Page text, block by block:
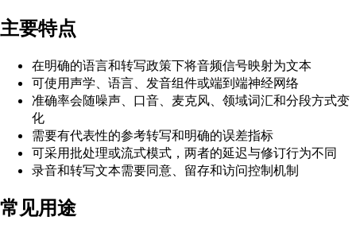
主要特点
在明确的语言和转写政策下将音频信号映射为文本
可使用声学、语言、发音组件或端到端神经网络
准确率会随噪声、口音、麦克风、领域词汇和分段方式变
化
需要有代表性的参考转写和明确的误差指标
可采用批处理或流式模式，两者的延迟与修订行为不同
录音和转写文本需要同意、留存和访问控制机制
常见用途